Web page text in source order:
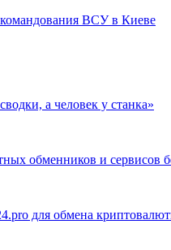
ВСУ в Киеве
а человек у станка»
обменников и сервисов
для обмена